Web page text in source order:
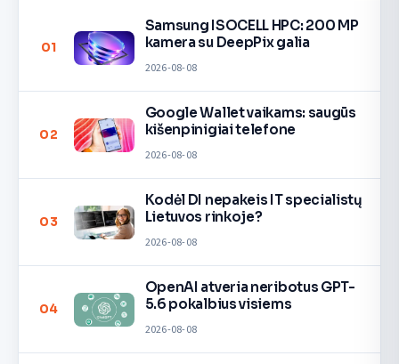
01
Samsung ISOCELL HPC: 200 MP
kamera su DeepPix galia
2026-08-08
02
Google Wallet vaikams: saugūs
kišenpinigiai telefone
2026-08-08
03
Kodėl DI nepakeis IT specialistų
Lietuvos rinkoje?
2026-08-08
04
OpenAI atveria neribotus GPT-
5.6 pokalbius visiems
2026-08-08